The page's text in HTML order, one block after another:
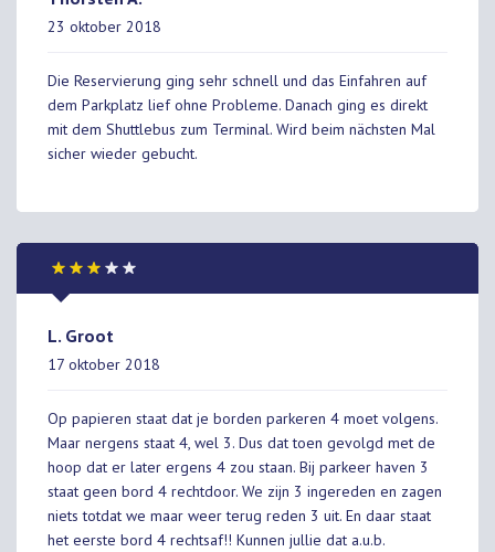
23 oktober 2018
Die Reservierung ging sehr schnell und das Einfahren auf
dem Parkplatz lief ohne Probleme. Danach ging es direkt
mit dem Shuttlebus zum Terminal. Wird beim nächsten Mal
sicher wieder gebucht.
L. Groot
17 oktober 2018
Op papieren staat dat je borden parkeren 4 moet volgens.
Maar nergens staat 4, wel 3. Dus dat toen gevolgd met de
hoop dat er later ergens 4 zou staan. Bij parkeer haven 3
staat geen bord 4 rechtdoor. We zijn 3 ingereden en zagen
niets totdat we maar weer terug reden 3 uit. En daar staat
het eerste bord 4 rechtsaf!! Kunnen jullie dat a.u.b.